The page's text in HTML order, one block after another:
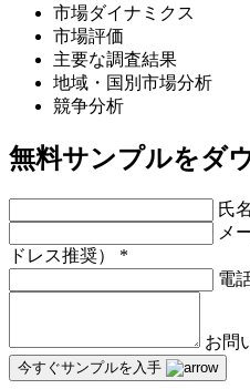
市場ダイナミクス
市場評価
主要な調査結果
地域・国別市場分析
競争分析
無料サンプルをダ
氏名
メ
ドレス推奨） *
電
お問
今すぐサンプルを入手